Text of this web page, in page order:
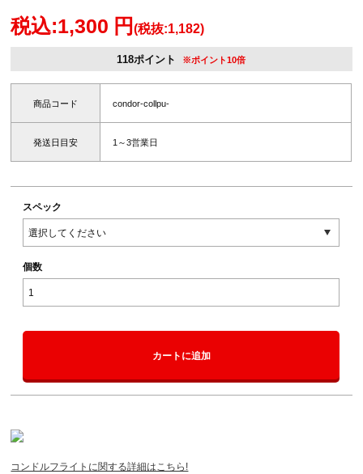
税込:1,300 円(税抜:1,182)
118ポイント ※ポイント10倍
商品コード condor-collpu-
発送日目安 1～3営業日
スペック
個数
カートに追加
コンドルフライトに関する詳細はこちら!